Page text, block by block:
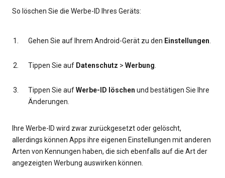
So löschen Sie die Werbe-ID Ihres Geräts:
Gehen Sie auf Ihrem Android-Gerät zu den Einstellungen.
Tippen Sie auf Datenschutz > Werbung.
Tippen Sie aufWerbe-ID löschen und bestätigen Sie Ihre
Änderungen.
Ihre Werbe-ID wird zwar zurückgesetzt oder gelöscht,
allerdings können Apps ihre eigenen Einstellungen mit anderen
Arten von Kennungen haben, die sich ebenfalls auf die Art der
angezeigten Werbung auswirken können.